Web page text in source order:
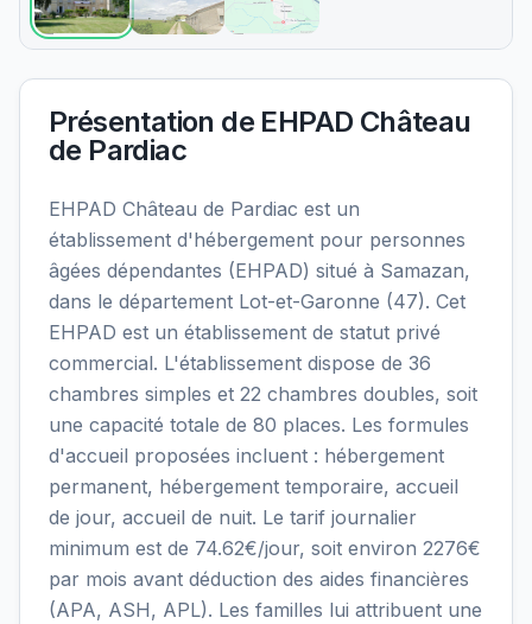
Présentation de EHPAD Château
de Pardiac
EHPAD Château de Pardiac est un
établissement d'hébergement pour personnes
âgées dépendantes (EHPAD) situé à Samazan,
dans le département Lot-et-Garonne (47). Cet
EHPAD est un établissement de statut privé
commercial. L'établissement dispose de 36
chambres simples et 22 chambres doubles, soit
une capacité totale de 80 places. Les formules
d'accueil proposées incluent : hébergement
permanent, hébergement temporaire, accueil
de jour, accueil de nuit. Le tarif journalier
minimum est de 74.62€/jour, soit environ 2276€
par mois avant déduction des aides financières
(APA, ASH, APL). Les familles lui attribuent une